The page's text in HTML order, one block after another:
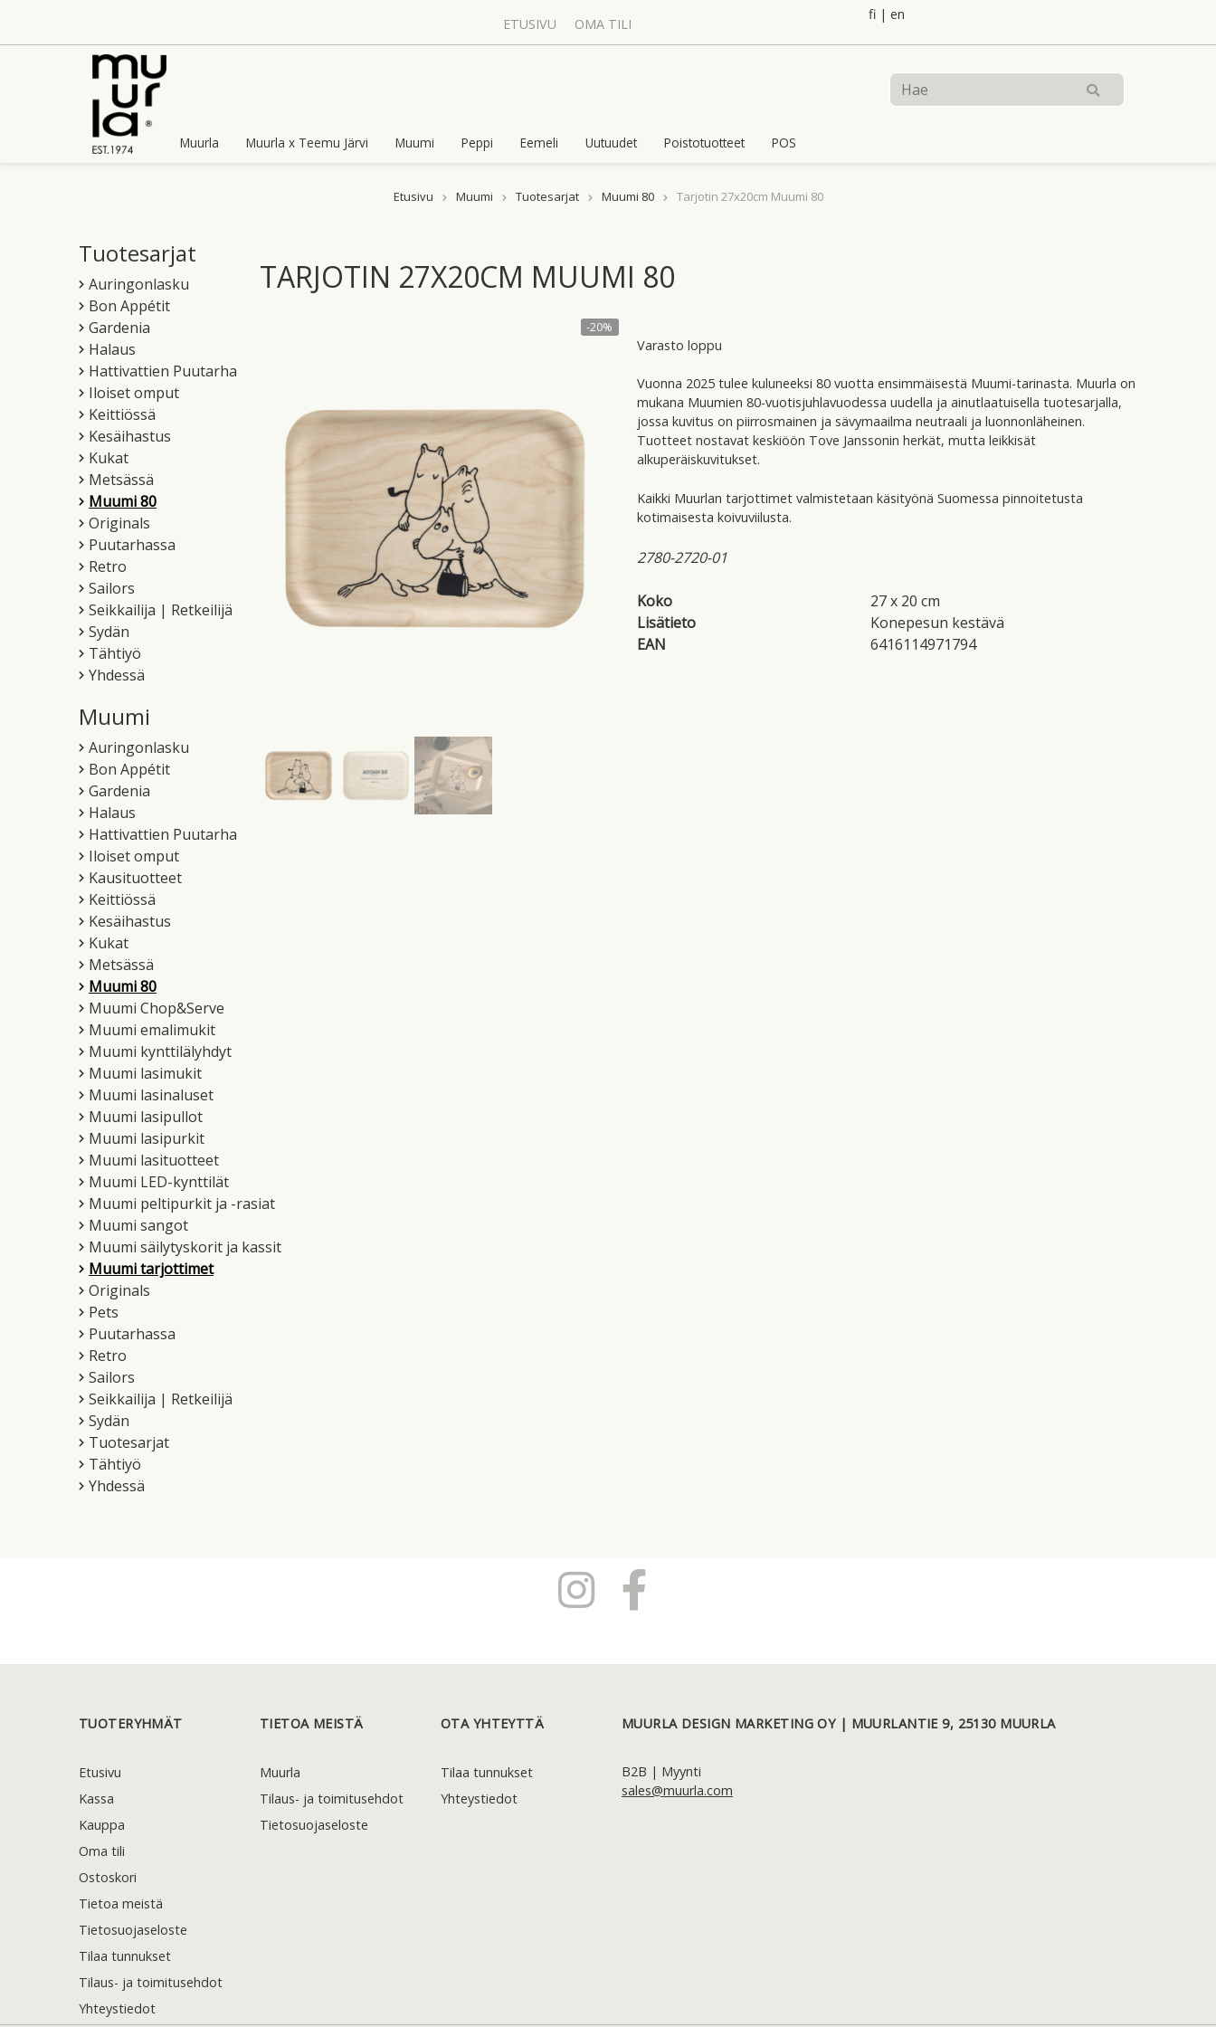
ETUSIVU OMA TILI
fi | en
Muurla Muurla x Teemu Järvi Muumi Peppi Eemeli Uutuudet Poistotuotteet POS
Etusivu Muumi Tuotesarjat Muumi 80 Tarjotin 27x20cm Muumi 80
Tuotesarjat
Auringonlasku
Bon Appétit
Gardenia
Halaus
Hattivattien Puutarha
Iloiset omput
Keittiössä
Kesäihastus
Kukat
Metsässä
Muumi 80
Originals
Puutarhassa
Retro
Sailors
Seikkailija | Retkeilijä
Sydän
Tähtiyö
Yhdessä
Muumi
Auringonlasku
Bon Appétit
Gardenia
Halaus
Hattivattien Puutarha
Iloiset omput
Kausituotteet
Keittiössä
Kesäihastus
Kukat
Metsässä
Muumi 80
Muumi Chop&Serve
Muumi emalimukit
Muumi kynttilälyhdyt
Muumi lasimukit
Muumi lasinaluset
Muumi lasipullot
Muumi lasipurkit
Muumi lasituotteet
Muumi LED-kynttilät
Muumi peltipurkit ja -rasiat
Muumi sangot
Muumi säilytyskorit ja kassit
Muumi tarjottimet
Originals
Pets
Puutarhassa
Retro
Sailors
Seikkailija | Retkeilijä
Sydän
Tuotesarjat
Tähtiyö
Yhdessä
TARJOTIN 27X20CM MUUMI 80
-20%
Varasto loppu
Vuonna 2025 tulee kuluneeksi 80 vuotta ensimmäisestä Muumi-tarinasta. Muurla on
mukana Muumien 80-vuotisjuhlavuodessa uudella ja ainutlaatuisella tuotesarjalla,
jossa kuvitus on piirrosmainen ja sävymaailma neutraali ja luonnonläheinen.
Tuotteet nostavat keskiöön Tove Janssonin herkät, mutta leikkisät
alkuperäiskuvitukset.
Kaikki Muurlan tarjottimet valmistetaan käsityönä Suomessa pinnoitetusta
kotimaisesta koivuviilusta.
2780-2720-01
Koko
27 x 20 cm
Lisätieto
Konepesun kestävä
EAN
6416114971794
TUOTERYHMÄT
Etusivu
Kassa
Kauppa
Oma tili
Ostoskori
Tietoa meistä
Tietosuojaseloste
Tilaa tunnukset
Tilaus- ja toimitusehdot
Yhteystiedot
TIETOA MEISTÄ
Muurla
Tilaus- ja toimitusehdot
Tietosuojaseloste
OTA YHTEYTTÄ
Tilaa tunnukset
Yhteystiedot
MUURLA DESIGN MARKETING OY | MUURLANTIE 9, 25130 MUURLA
B2B | Myynti
sales@muurla.com